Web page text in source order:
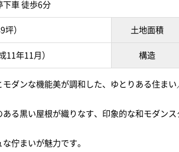
車 徒歩6分
坪） 土地面積
11年11月） 構造
ダンな機能美が調和した、ゆとりある住まい
る黒い屋根が織りなす、印象的な和モダンス
佇まいが魅力です。